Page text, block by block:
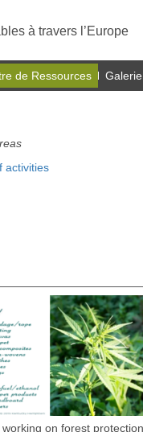
à travers l’Europe
de Ressources Galerie
activities
on forest protection,